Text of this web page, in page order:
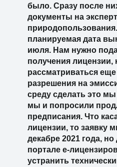
было. Сразу после
документы на
планируемая дата
июля. Нам нужно
получения лицензии,
рассматриваться
разрешения на
среду сделать это
мы и попросили
предписания. Что
лицензии, то заявку
декабре 2021 года,
портале е-
устранить